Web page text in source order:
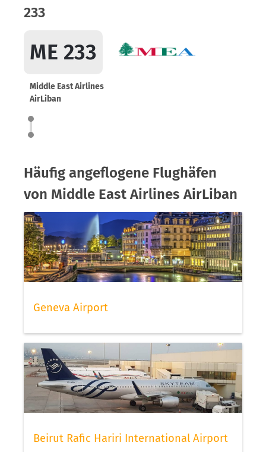
233
ME 233
Middle East Airlines
AirLiban
Häufig angeflogene Flughäfen
von Middle East Airlines AirLiban
Geneva Airport
Beirut Rafic Hariri International Airport